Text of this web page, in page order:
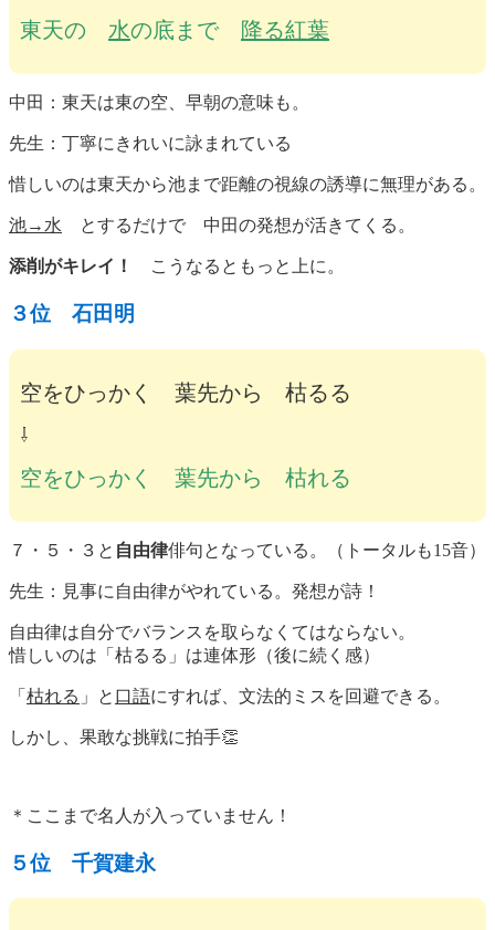
東天の 水の底まで 降る紅葉
中田：東天は東の空、早朝の意味も。
先生：丁寧にきれいに詠まれている
惜しいのは東天から池まで距離の視線の誘導に無理がある。
池→水 とするだけで 中田の発想が活きてくる。
添削がキレイ！ こうなるともっと上に。
３位 石田明
空をひっかく 葉先から 枯るる
⇩
空をひっかく 葉先から 枯れる
７・５・３と 自由律俳句となっている。（トータルも15音）
先生：見事に自由律がやれている。発想が詩！
自由律は自分でバランスを取らなくてはならない。
惜しいのは「枯るる」は連体形（後に続く感）
「 枯れる 」と 口語にすれば、文法的ミスを回避できる。
しかし、果敢な挑戦に拍手👏
＊ここまで名人が入っていません！
５位 千賀建永